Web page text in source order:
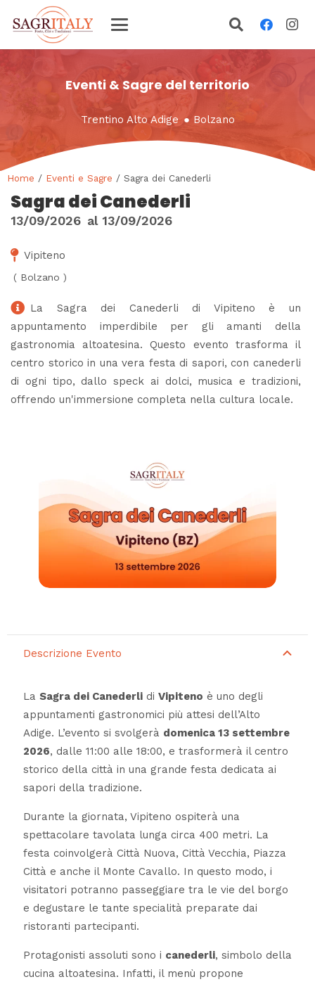
Eventi & Sagre del territorio
Trentino Alto Adige ● Bolzano
Home / Eventi e Sagre / Sagra dei Canederli
Sagra dei Canederli
13/09/2026 al 13/09/2026
Vipiteno
( Bolzano )
La Sagra dei Canederli di Vipiteno è un
appuntamento imperdibile per gli amanti della
gastronomia altoatesina. Questo evento trasforma il
centro storico in una vera festa di sapori, con canederli
di ogni tipo, dallo speck ai dolci, musica e tradizioni,
offrendo un'immersione completa nella cultura locale.
Descrizione Evento
La Sagra dei Canederlidi Vipiteno è uno degli
appuntamenti gastronomici più attesi dell’Alto
Adige. L’evento si svolgerà domenica 13 settembre
2026, dalle 11:00 alle 18:00, e trasformerà il centro
storico della città in una grande festa dedicata ai
sapori della tradizione.
Durante la giornata, Vipiteno ospiterà una
spettacolare tavolata lunga circa 400 metri. La
festa coinvolgerà Città Nuova, Città Vecchia, Piazza
Città e anche il Monte Cavallo. In questo modo, i
visitatori potranno passeggiare tra le vie del borgo
e degustare le tante specialità preparate dai
ristoranti partecipanti.
Protagonisti assoluti sono i canederli, simbolo della
cucina altoatesina. Infatti, il menù propone